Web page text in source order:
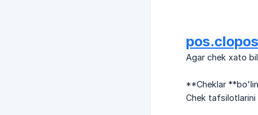
Agar chek xato
**Cheklar
Chek tafsilotlarini